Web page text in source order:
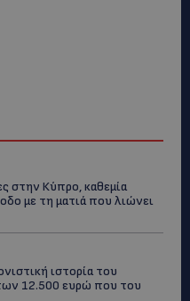
στην Κύπρο, καθεμία
με τη ματιά που λιώνει
ιστορία του
12.500 ευρώ που του